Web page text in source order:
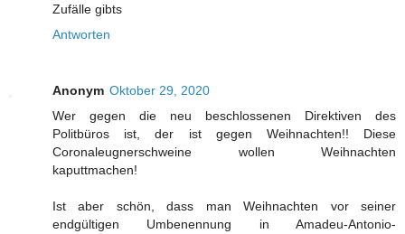
Zufälle gibts
Antworten
Anonym Oktober 29, 2020
Wer gegen die neu beschlossenen Direktiven des
Politbüros ist, der ist gegen Weihnachten!! Diese
Coronaleugnerschweine wollen Weihnachten
kaputtmachen!
Ist aber schön, dass man Weihnachten vor seiner
endgültigen Umbenennung in Amadeu-Antonio-